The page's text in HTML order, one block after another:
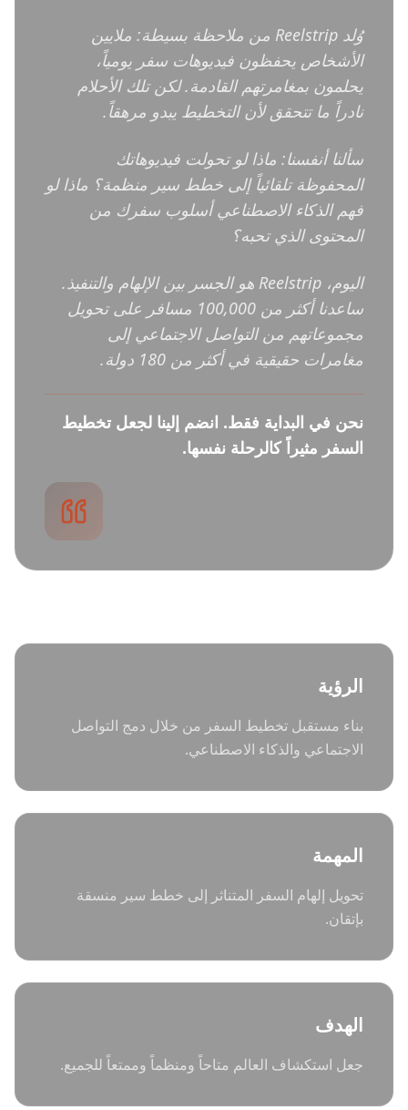
وُلد Reelstrip من ملاحظة بسيطة: ملايين
الأشخاص يحفظون فيديوهات سفر يومياً،
يحلمون بمغامرتهم القادمة. لكن تلك الأحلام
نادراً ما تتحقق لأن التخطيط يبدو مرهقاً.
سألنا أنفسنا: ماذا لو تحولت فيديوهاتك
المحفوظة تلقائياً إلى خطط سير منظمة؟ ماذا لو
فهم الذكاء الاصطناعي أسلوب سفرك من
المحتوى الذي تحبه؟
اليوم، Reelstrip هو الجسر بين الإلهام والتنفيذ.
ساعدنا أكثر من 100,000 مسافر على تحويل
مجموعاتهم من التواصل الاجتماعي إلى
مغامرات حقيقية في أكثر من 180 دولة.
نحن في البداية فقط. انضم إلينا لجعل تخطيط
السفر مثيراً كالرحلة نفسها.
الرؤية
بناء مستقبل تخطيط السفر من خلال دمج التواصل
الاجتماعي والذكاء الاصطناعي.
المهمة
تحويل إلهام السفر المتناثر إلى خطط سير منسقة
بإتقان.
الهدف
جعل استكشاف العالم متاحاً ومنظماً وممتعاً للجميع.